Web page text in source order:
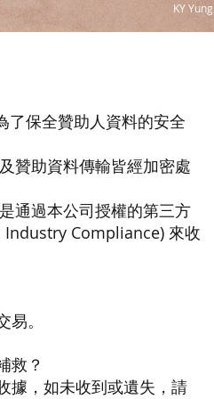
KY Yung
了保全贊助人資料的安全
贊助資料傳輸皆經加密處
通過本公司授權的第三方
Industry Compliance) 來收
。
救？
據，如未收到或遺失，請